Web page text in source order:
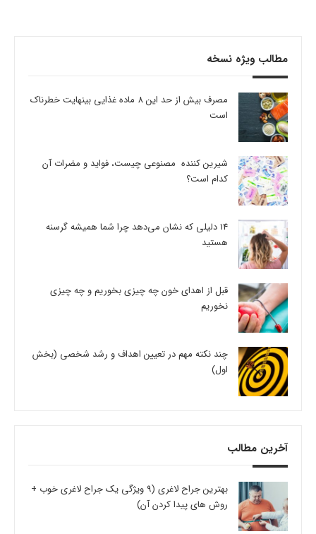
مطالب ویژه نسخه
مصرف بیش از حد این 8 ماده غذایی بینهایت خطرناک
است
شیرین کننده مصنوعی چیست، فواید و مضرات آن
کدام است؟
14 دلیلی که نشان می‌دهد چرا شما همیشه گرسنه
هستید
قبل از اهدای خون چه چیزی بخوریم و چه چیزی
نخوریم
چند نکته مهم در تعیین اهداف و رشد شخصی (بخش
اول)
آخرین مطالب
بهترین جراح لاغری (9 ویژگی یک جراح لاغری خوب +
روش های پیدا کردن آن)